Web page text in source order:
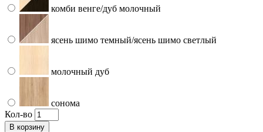
комби венге/дуб молочный
ясень шимо темный/ясень шимо светлый
молочный дуб
сонома
Кол-во
В корзину